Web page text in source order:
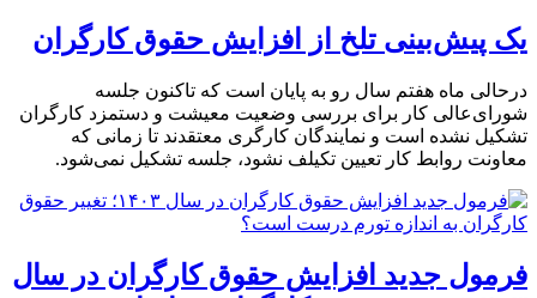
یک پیش‌بینی تلخ از افزایش حقوق کارگران
درحالی ماه هفتم سال رو به پایان است که تاکنون جلسه
شورای‌عالی کار برای بررسی وضعیت معیشت و دستمزد کارگران
تشکیل نشده است و نمایندگان کارگری معتقدند تا زمانی که
معاونت روابط کار تعیین تکیلف نشود، جلسه تشکیل نمی‌شود.
فرمول جدید افزایش حقوق کارگران در سال